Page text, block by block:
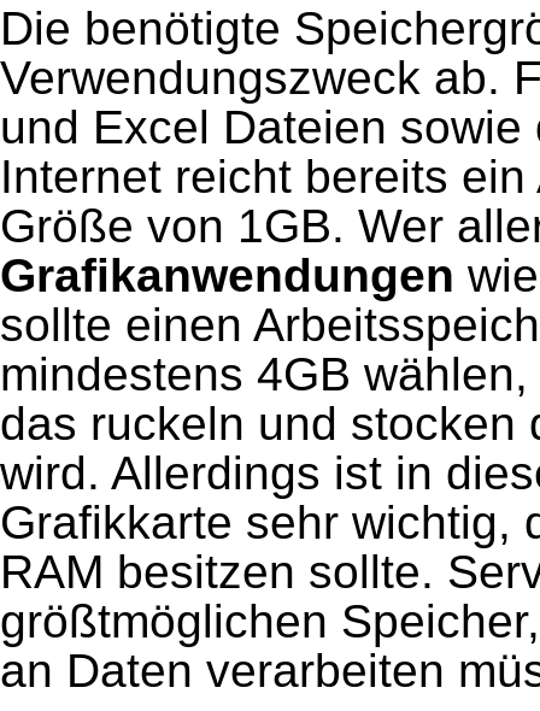
Die benötigte
Verwendungszweck ab.
und Excel Dateien
Internet reicht bereits
Größe von 1GB. Wer
Grafikanwendungen
sollte einen
mindestens 4GB
das ruckeln und stocken
wird. Allerdings ist in
Grafikkarte sehr wichtig,
RAM besitzen sollte.
größtmöglichen
an Daten verarbeiten